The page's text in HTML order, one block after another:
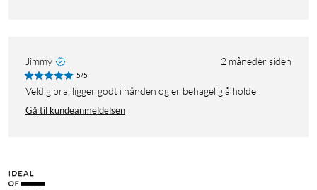
Jimmy 2 måneder siden
5/5
Veldig bra, ligger godt i hånden og er behagelig å holde
Gå til kundeanmeldelsen